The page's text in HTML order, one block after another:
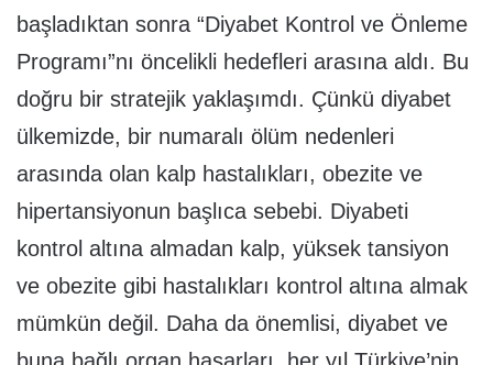
başladıktan sonra “Diyabet Kontrol ve Önleme
Programı”nı öncelikli hedefleri arasına aldı. Bu
doğru bir stratejik yaklaşımdı. Çünkü diyabet
ülkemizde, bir numaralı ölüm nedenleri
arasında olan kalp hastalıkları, obezite ve
hipertansiyonun başlıca sebebi. Diyabeti
kontrol altına almadan kalp, yüksek tansiyon
ve obezite gibi hastalıkları kontrol altına almak
mümkün değil. Daha da önemlisi, diyabet ve